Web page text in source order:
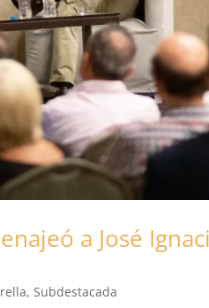
a José
, Subdestacada